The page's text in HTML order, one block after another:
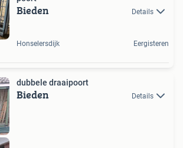
Bieden Details
Honselersdijk Eergisteren
dubbele draaipoort
Bieden Details